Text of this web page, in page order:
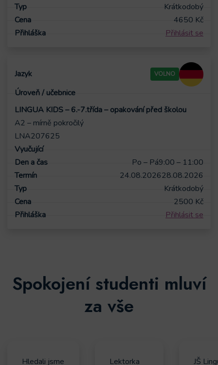
Krátkodobý
4650 Kč
Přihlásit se
VOLNO
LINGUA KIDS – 6.-7.třída – opakování před školou
A2 – mírně pokročilý
LNA207625
Po – Pá9:00 – 11:00
24.08.202628.08.2026
Krátkodobý
2500 Kč
Přihlásit se
Spokojení studenti mluví
za vše
Hledali jsme
Lektorka
JŠ